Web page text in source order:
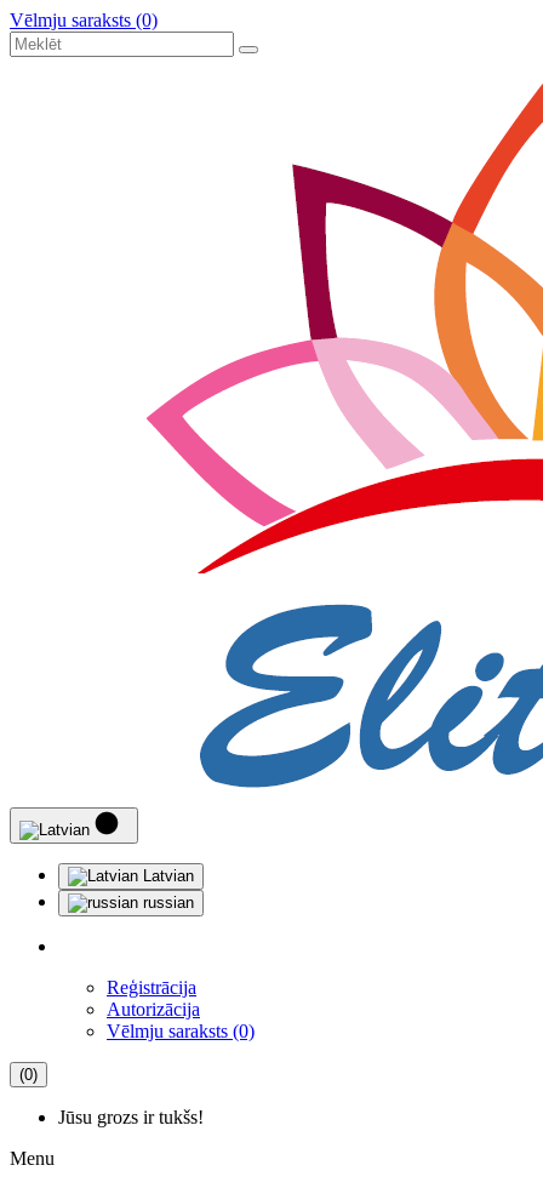
Vēlmju saraksts (0)
Latvian
russian
Reģistrācija
Autorizācija
Vēlmju saraksts (0)
(0)
Jūsu grozs ir tukšs!
Menu